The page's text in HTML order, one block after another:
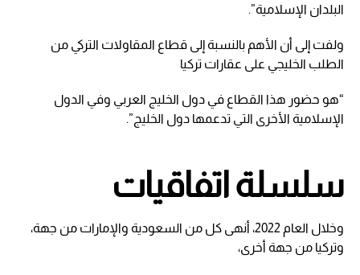
البلدان الإسلامية”.
ولفت إلى أن الأهم بالنسبة إلى قطاع المقاولات التركي من
الطلب الخليجي على عقارات تركيا
“هو حضور هذا القطاع في دول الخليج العربي وفي الدول
الإسلامية الأخرى التي تدعمها دول الخليج”.
سلسلة اتفاقيات
وخلال العام 2022، أنهى كل من السعودية والإمارات من جهة،
وتركيا من جهة أخرى،